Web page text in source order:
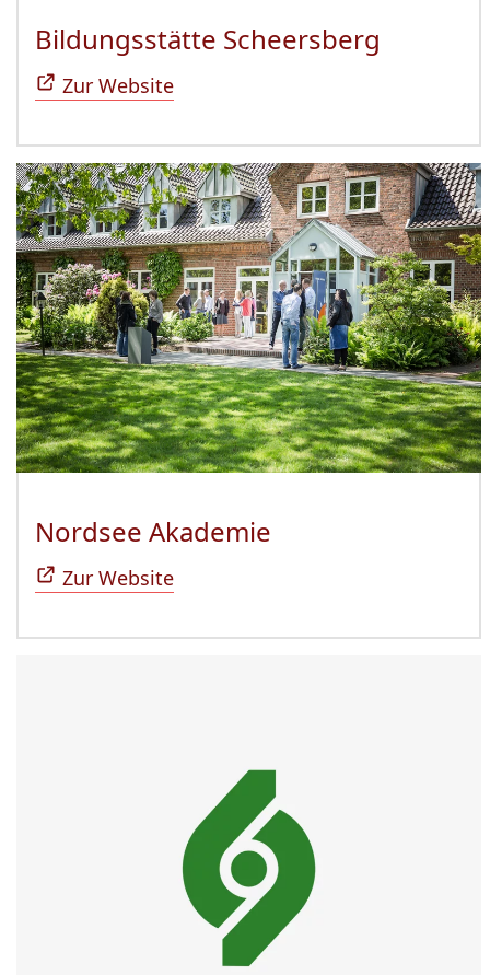
Bildungsstätte Scheersberg
Zur Website
Nordsee Akademie
Zur Website